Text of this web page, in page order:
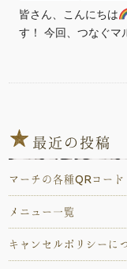
皆さん、こんにちは
す！ 今回、つなぐマ
最近の投稿
マーチの各種QRコード
メニュー一覧
キャンセルポリシーに